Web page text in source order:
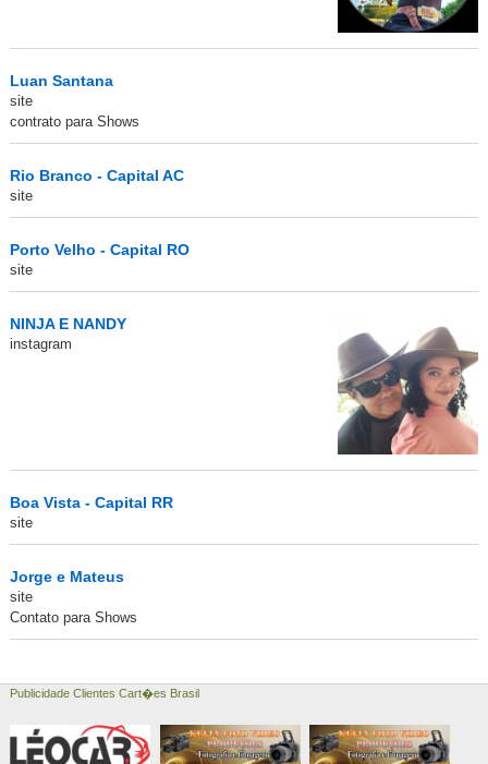
Luan Santana
site
contrato para Shows
Rio Branco - Capital AC
site
Porto Velho - Capital RO
site
NINJA E NANDY
instagram
Boa Vista - Capital RR
site
Jorge e Mateus
site
Contato para Shows
Publicidade Clientes Cart�es Brasil